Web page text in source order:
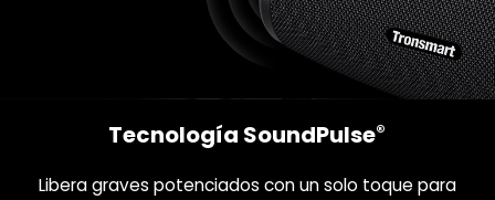
Tecnología SoundPulse®
Libera graves potenciados con un solo toque para